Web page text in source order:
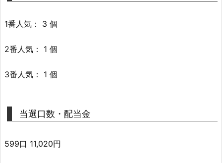
1番人気： 3 個
2番人気： 1 個
3番人気： 1 個
当選口数・配当金
599口 11,020円